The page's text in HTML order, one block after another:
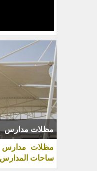
مظلات مدارس
مظلات مدارس
ساحات المدارس